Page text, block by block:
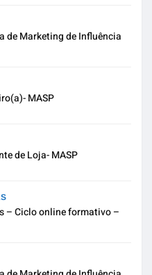
de Marketing de Influência
MASP
de Loja- MASP
– Ciclo online formativo –